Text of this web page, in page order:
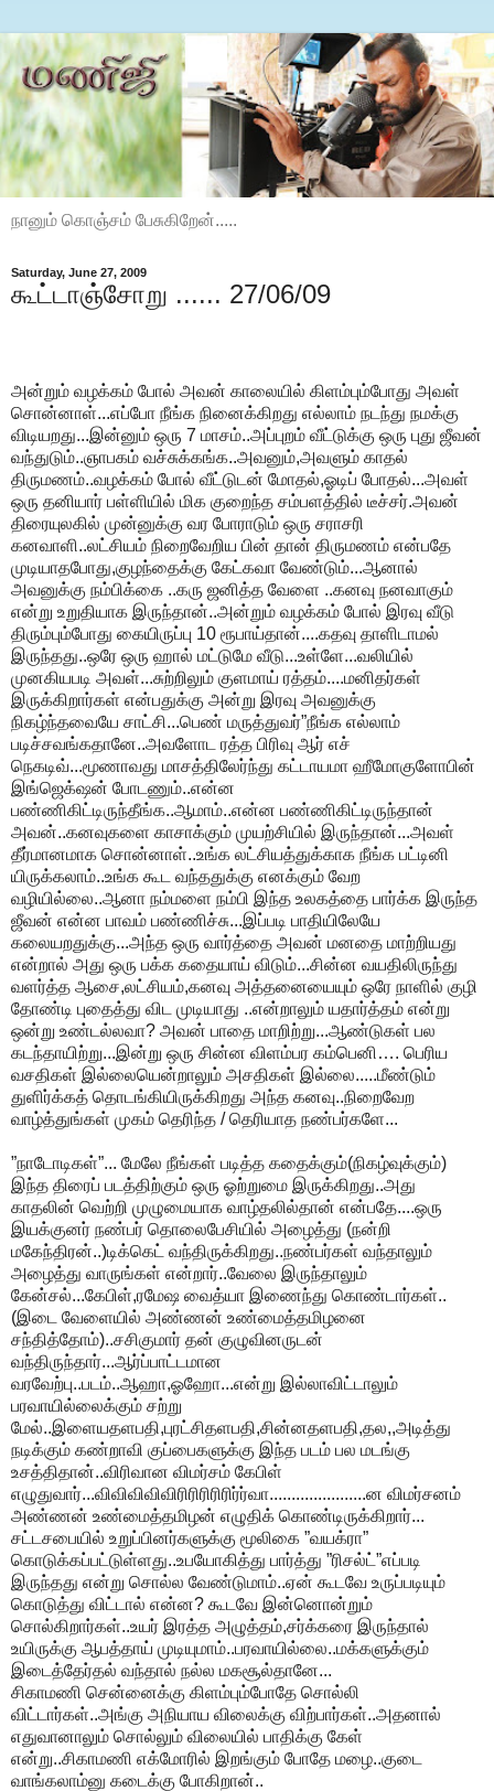
நானும் கொஞ்சம் பேசுகிறேன்.....
Saturday, June 27, 2009
கூட்டாஞ்சோறு ...... 27/06/09
அன்றும் வழக்கம் போல் அவன் காலையில் கிளம்பும்போது அவள்
சொன்னாள்...எப்போ நீங்க நினைக்கிறது எல்லாம் நடந்து நமக்கு
விடியறது...இன்னும் ஒரு 7 மாசம்..அப்புறம் வீட்டுக்கு ஒரு புது ஜீவன்
வந்துடும்..ஞாபகம் வச்சுக்கங்க..அவனும்,அவளும் காதல்
திருமணம்..வழக்கம் போல் வீட்டுடன் மோதல்,ஓடிப் போதல்...அவள்
ஒரு தனியார் பள்ளியில் மிக குறைந்த சம்பளத்தில் டீச்சர்.அவன்
திரையுலகில் முன்னுக்கு வர போராடும் ஒரு சராசரி
கனவாளி..லட்சியம் நிறைவேறிய பின் தான் திருமணம் என்பதே
முடியாதபோது,குழந்தைக்கு கேட்கவா வேண்டும்...ஆனால்
அவனுக்கு நம்பிக்கை ..கரு ஜனித்த வேளை ..கனவு நனவாகும்
என்று உறுதியாக இருந்தான்..அன்றும் வழக்கம் போல் இரவு வீடு
திரும்பும்போது கையிருப்பு 10 ரூபாய்தான்....கதவு தாளிடாமல்
இருந்தது..ஒரே ஒரு ஹால் மட்டுமே வீடு...உள்ளே...வலியில்
முனகியபடி அவள்...சுற்றிலும் குளமாய் ரத்தம்....மனிதர்கள்
இருக்கிறார்கள் என்பதுக்கு அன்று இரவு அவனுக்கு
நிகழ்ந்தவையே சாட்சி...பெண் மருத்துவர்”நீங்க எல்லாம்
படிச்சவங்கதானே..அவளோட ரத்த பிரிவு ஆர் எச்
நெகடிவ்...மூணாவது மாசத்திலேர்ந்து கட்டாயமா ஹீமோகுளோபின்
இங்ஜெக்‌ஷன் போடணும்..என்ன
பண்ணிகிட்டிருந்தீங்க..ஆமாம்..என்ன பண்ணிகிட்டிருந்தான்
அவன்..கனவுகளை காசாக்கும் முயற்சியில் இருந்தான்...அவள்
தீர்மானமாக சொன்னாள்..உங்க லட்சியத்துக்காக நீங்க பட்டினி
யிருக்கலாம்..உங்க கூட வந்ததுக்கு எனக்கும் வேற
வழியில்லை..ஆனா நம்மளை நம்பி இந்த உலகத்தை பார்க்க இருந்த
ஜீவன் என்ன பாவம் பண்ணிச்சு...இப்படி பாதியிலேயே
கலையறதுக்கு...அந்த ஒரு வார்த்தை அவன் மனதை மாற்றியது
என்றால் அது ஒரு பக்க கதையாய் விடும்...சின்ன வயதிலிருந்து
வளர்த்த ஆசை,லட்சியம்,கனவு அத்தனையையும் ஒரே நாளில் குழி
தோண்டி புதைத்து விட முடியாது ..என்றாலும் யதார்த்தம் என்று
ஒன்று உண்டல்லவா? அவன் பாதை மாறிற்று...ஆண்டுகள் பல
கடந்தாயிற்று...இன்று ஒரு சின்ன விளம்பர கம்பெனி…. பெரிய
வசதிகள் இல்லையென்றாலும் அசதிகள் இல்லை.....மீண்டும்
துளிர்க்கத் தொடங்கியிருக்கிறது அந்த கனவு..நிறைவேற
வாழ்த்துங்கள் முகம் தெரிந்த / தெரியாத நண்பர்களே...
”நாடோடிகள்”... மேலே நீங்கள் படித்த கதைக்கும்(நிகழ்வுக்கும்)
இந்த திரைப் படத்திற்கும் ஒரு ஓற்றுமை இருக்கிறது..அது
காதலின் வெற்றி முழுமையாக வாழ்தலில்தான் என்பதே....ஒரு
இயக்குனர் நண்பர் தொலைபேசியில் அழைத்து (நன்றி
மகேந்திரன்..)டிக்கெட் வந்திருக்கிறது..நண்பர்கள் வந்தாலும்
அழைத்து வாருங்கள் என்றார்..வேலை இருந்தாலும்
கேன்சல்...கேபிள்,ரமேஷ வைத்யா இணைந்து கொண்டார்கள்..
(இடை வேளையில் அண்ணன் உண்மைத்தமிழனை
சந்தித்தோம்)..சசிகுமார் தன் குழுவினருடன்
வந்திருந்தார்...ஆர்ப்பாட்டமான
வரவேற்பு..படம்..ஆஹா,ஓஹோ...என்று இல்லாவிட்டாலும்
பரவாயில்லைக்கும் சற்று
மேல்..இளையதளபதி,புரட்சிதளபதி,சின்னதளபதி,தல,,அடித்து
நடிக்கும் கண்றாவி குப்பைகளுக்கு இந்த படம் பல மடங்கு
உசத்திதான்..விரிவான விமர்சம் கேபிள்
எழுதுவார்...விவிவிவிவிரிரிரிரிரிர்ர்வா......................ன விமர்சனம்
அண்ணன் உண்மைத்தமிழன் எழுதிக் கொண்டிருக்கிறார்...
சட்டசபையில் உறுப்பினர்களுக்கு மூலிகை ”வயக்ரா”
கொடுக்கப்பட்டுள்ளது..உபயோகித்து பார்த்து ”ரிசல்ட்”எப்படி
இருந்தது என்று சொல்ல வேண்டுமாம்..ஏன் கூடவே உருப்படியும்
கொடுத்து விட்டால் என்ன? கூடவே இன்னொன்றும்
சொல்கிறார்கள்..உயர் இரத்த அழுத்தம்,சர்க்கரை இருந்தால்
உயிருக்கு ஆபத்தாய் முடியுமாம்..பரவாயில்லை..மக்களுக்கும்
இடைத்தேர்தல் வந்தால் நல்ல மகசூல்தானே...
சிகாமணி சென்னைக்கு கிளம்பும்போதே சொல்லி
விட்டார்கள்..அங்கு அநியாய விலைக்கு விற்பார்கள்..அதனால்
எதுவானாலும் சொல்லும் விலையில் பாதிக்கு கேள்
என்று..சிகாமணி எக்மோரில் இறங்கும் போதே மழை..குடை
வாங்கலாம்னு கடைக்கு போகிறான்..